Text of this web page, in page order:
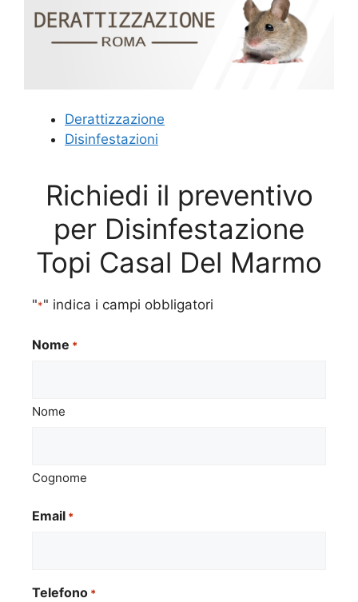
Derattizzazione
Disinfestazioni
Richiedi il preventivo
per Disinfestazione
Topi Casal Del Marmo
"*" indica i campi obbligatori
Nome *
Nome
Cognome
Email *
Telefono *